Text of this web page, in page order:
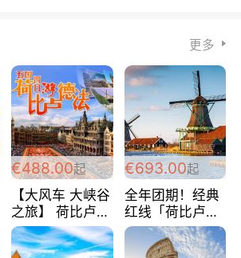
更多
€488.00起
【大风车 大峡谷
之旅】 荷比卢德
法 巴黎上下 经
典五国四日游
€693.00起
全年团期！经典
红线「荷比卢德
法」七天循环 五
国 仅售99欧/人/